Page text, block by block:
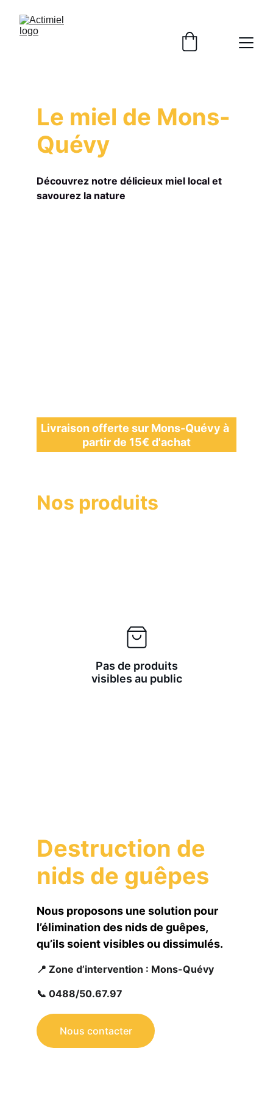
Le miel de Mons-
Quévy
Découvrez notre délicieux miel local et
savourez la nature
Nos produits
Livraison offerte sur Mons-Quévy à
partir de 15€ d'achat
Pas de produits
visibles au public
Destruction de
nids de guêpes
Nous proposons une solution pour
l’élimination des nids de guêpes,
qu’ils soient visibles ou dissimulés.
📍 Zone d’intervention : Mons-Quévy
📞 0488/50.67.97
Nous contacter